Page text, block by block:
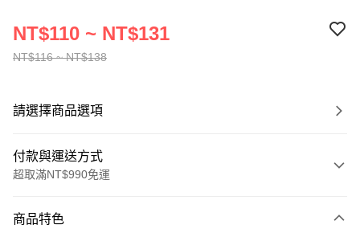
NT$116 ~ NT$138
NT$110 ~ NT$131
請選擇商品選項
付款與運送方式
超取滿NT$990免運
信用卡一次付款
商品特色